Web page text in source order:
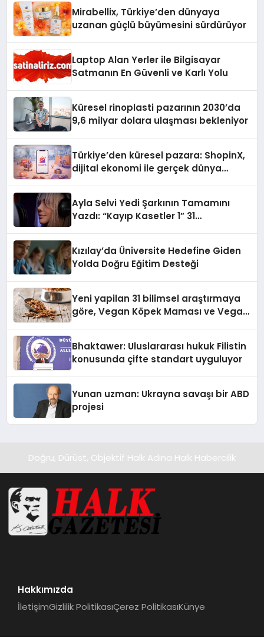
Mirabellix, Türkiye’den dünyaya
uzanan güçlü büyümesini sürdürüyor
Laptop Alan Yerler ile Bilgisayar
Satmanın En Güvenli ve Karlı Yolu
Küresel rinoplasti pazarının 2030’da
9,6 milyar dolara ulaşması bekleniyor
Türkiye’den küresel pazara: ShopinX,
dijital ekonomi ile gerçek dünya
Ayla Selvi Yedi Şarkının Tamamını
Yazdı: “Kayıp Kasetler 1” 31
Kızılay’da Üniversite Hedefine Giden
Yolda Doğru Eğitim Desteği
Yeni yapilan 31 bilimsel araştırmaya
göre, Vegan Köpek Maması ve Vegan
Bhaktawer: Uluslararası hukuk Filistin
konusunda çifte standart uyguluyor
Yunan uzman: Ukrayna savaşı bir ABD
projesi
Doğru, Dürüst, Objektif Halk Adına Halk Habercilik
Hakkımızda
İletişimGizlilik PolitikasıÇerez PolitikasıKünye